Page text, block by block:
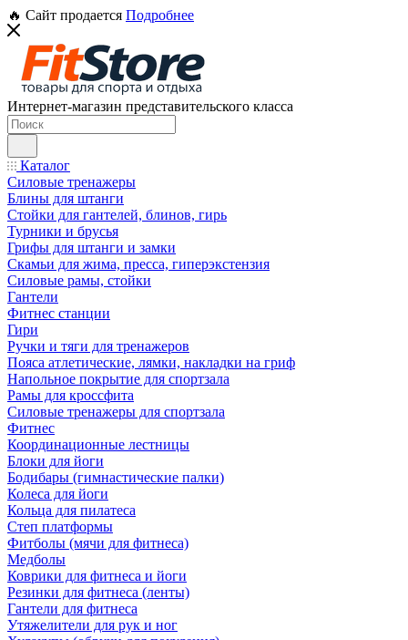
🔥 Сайт продается Подробнее
Интернет-магазин представительского класса
Каталог
Силовые тренажеры
Блины для штанги
Стойки для гантелей, блинов, гирь
Турники и брусья
Грифы для штанги и замки
Скамьи для жима, пресса, гиперэкстензия
Силовые рамы, стойки
Гантели
Фитнес станции
Гири
Ручки и тяги для тренажеров
Пояса атлетические, лямки, накладки на гриф
Напольное покрытие для спортзала
Рамы для кроссфита
Силовые тренажеры для спортзала
Фитнес
Координационные лестницы
Блоки для йоги
Бодибары (гимнастические палки)
Колеса для йоги
Кольца для пилатеса
Степ платформы
Фитболы (мячи для фитнеса)
Медболы
Коврики для фитнеса и йоги
Резинки для фитнеса (ленты)
Гантели для фитнеса
Утяжелители для рук и ног